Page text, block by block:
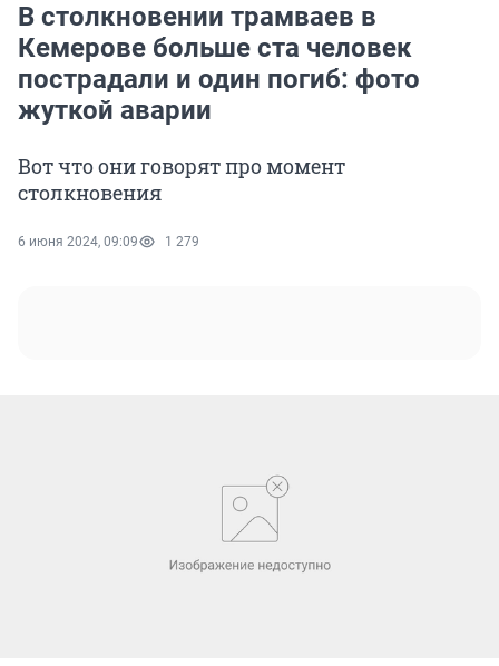
В столкновении трамваев в
Кемерове больше ста человек
пострадали и один погиб: фото
жуткой аварии
Вот что они говорят про момент
столкновения
6 июня 2024, 09:09 1 279